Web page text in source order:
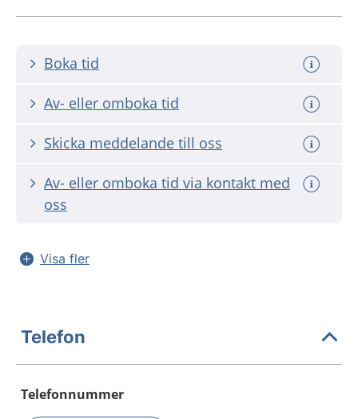
Boka tid
Av- eller omboka tid
Skicka meddelande till oss
Av- eller omboka tid via kontakt med
oss
Visa fler
Telefon
Telefonnummer